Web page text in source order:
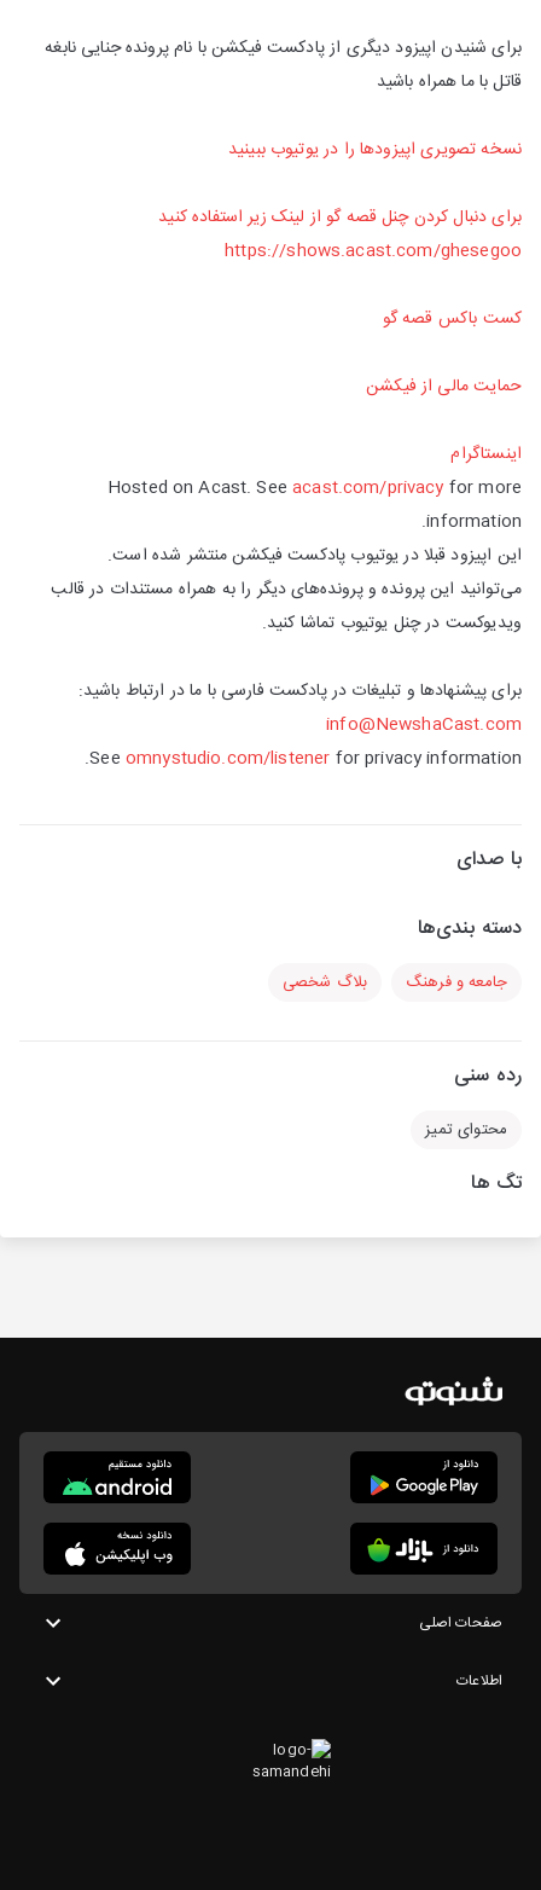
برای شنیدن اپیزود دیگری از پادکست فیکشن با نام پرونده جنایی نابغه
قاتل با ما همراه باشید
نسخه تصویری اپیزودها را در یوتیوب ببینید
برای دنبال کردن چنل قصه گو از لینک زیر استفاده کنید
https://shows.acast.com/ghesegoo
کست باکس قصه گو
حمایت مالی از فیکشن
اینستاگرام
Hosted on Acast. Seeacast.com/privacy for more
information.
این اپیزود قبلا در یوتیوب پادکست فیکشن منتشر شده است.
می‌توانید این پرونده و پرونده‌های دیگر را به همراه مستندات در قالب
ویدیوکست در چنل یوتیوب تماشا کنید.
برای پیشنهادها و تبلیغات در پادکست فارسی با ما در ارتباط باشید:
info@NewshaCast.com
See omnystudio.com/listener for privacy information.
با صدای
دسته بندی‌ها
جامعه و فرهنگ بلاگ شخصی
رده سنی
محتوای تمیز
تگ ها
صفحات اصلی
اطلاعات